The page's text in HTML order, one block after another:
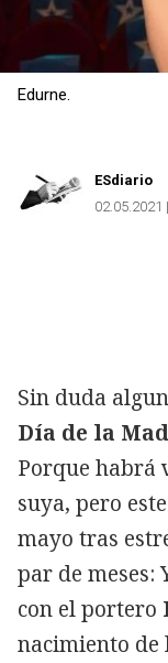
Edurne.
ESdiario
02.05.2021
Sin duda
Día de la
Porque habrá
suya, pero
mayo tras
par de meses:
con el portero
nacimiento de